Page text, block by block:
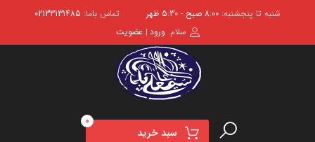
شنبه تا پنجشنبه:8:00 صبح - 5:30 ظهر تماس باما: 02133131485
سلام. ورود | عضویت
سبد خرید
0